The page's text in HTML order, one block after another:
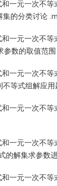
和一元一次不
集的分类讨论
和一元一次不
参数的取值范
和一元一次不
不等式组解应
和一元一次不
和一元一次不
的解集求参数
和一元一次不